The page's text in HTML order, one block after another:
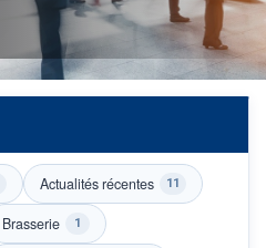
Actualités récentes 11
Brasserie 1